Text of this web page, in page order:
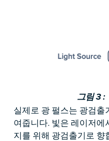
그림 3 :
실제로 광 펄스는 광검
여줍니다. 빛은 레이저
지를 위해 광검출기로 향